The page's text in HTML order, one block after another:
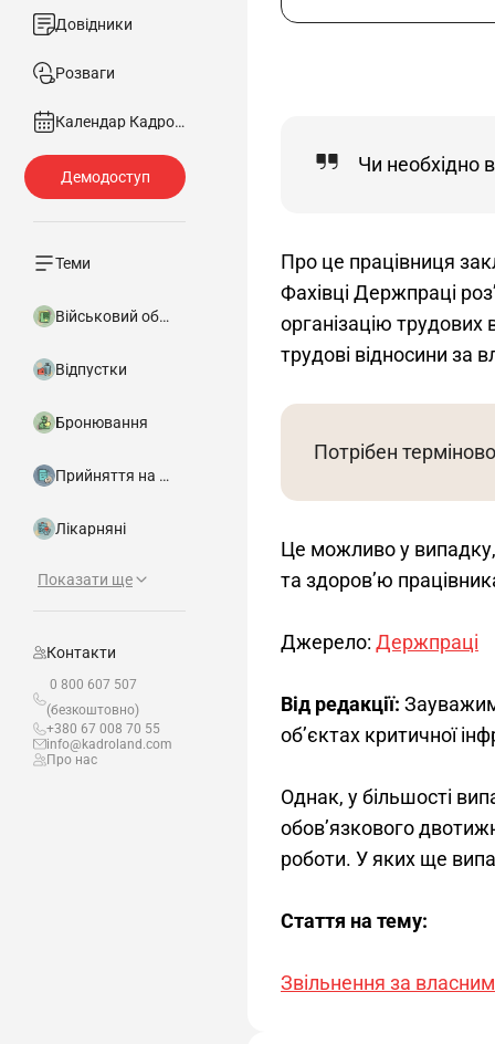
Довідники
Розваги
Календар Кадровика
Теми
Військовий облік
Відпустки
Бронювання
Прийняття на роботу
Лікарняні
Показати ще
Контакти
0 800 607 507
(безкоштовно)
+380 67 008 70 55
info@kadroland.com
Про нас
Чи необхідно
Про це працівниця
Фахівці Держпраці
організацію
трудові відносини за
Потрібен
Це можливо у
та здоров’ю
Джерело: Держпраці
Від редакції:
об’єктах критичної
Однак, у більшості
обов’язкового
роботи. У яких ще
Стаття на тему:
Звільнення за